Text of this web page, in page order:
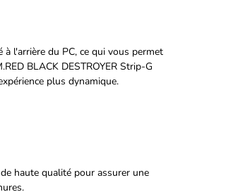
l'arrière du PC, ce qui vous permet
BLACK DESTROYER Strip-G
plus dynamique.
haute qualité pour assurer une